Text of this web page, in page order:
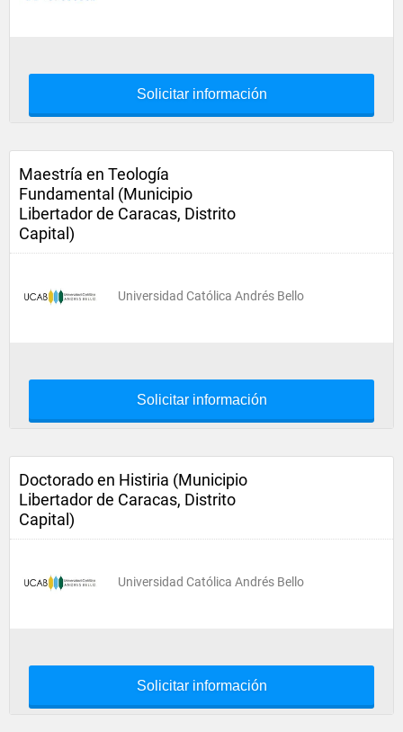
Solicitar información
Maestría en Teología
Fundamental (Municipio
Libertador de Caracas, Distrito
Capital)
Universidad Católica Andrés Bello
Solicitar información
Doctorado en Histiria (Municipio
Libertador de Caracas, Distrito
Capital)
Universidad Católica Andrés Bello
Solicitar información